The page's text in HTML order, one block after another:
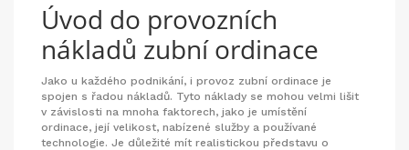
Úvod do provozních
nákladů zubní ordinace
Jako u každého podnikání, i provoz zubní ordinace je
spojen s řadou nákladů. Tyto náklady se mohou velmi lišit
v závislosti na mnoha faktorech, jako je umístění
ordinace, její velikost, nabízené služby a používané
technologie. Je důležité mít realistickou představu o